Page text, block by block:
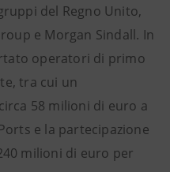
del Regno Unito,
e Morgan Sindall. In
operatori di primo
tra cui un
58 milioni di euro a
e la partecipazione
milioni di euro per